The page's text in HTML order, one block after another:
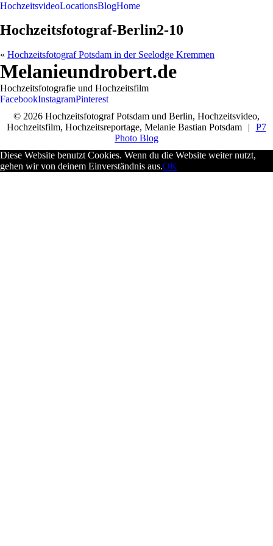
HochzeitsvideoLocationsBlogHome
Hochzeitsfotograf-Berlin2-10
« Hochzeitsfotograf Potsdam in der Seelodge Kremmen
Melanieundrobert.de
Hochzeitsfotografie und Hochzeitsfilm
FacebookInstagramPinterest
© 2026 Hochzeitsfotograf Potsdam und Berlin, Hochzeitsvideo,
Hochzeitsfilm, Hochzeitsreportage, Melanie Bastian Potsdam
|
P7
Photo Blog
Diese Website benutzt Cookies. Wenn du die Website weiter nutzt,
gehen wir von deinem Einverständnis aus.OK